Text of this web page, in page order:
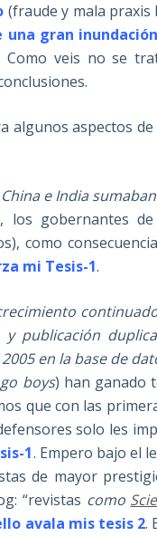
(fraude y mala praxis
gran inundación
veis no se
aspectos
e India
los gobernantes
como
mi Tesis-1.
publicación
en la base de
boys) han ganado
que con las
solo les
1. Empero bajo el
de mayor
“revistas como
avala mis tesis 2.